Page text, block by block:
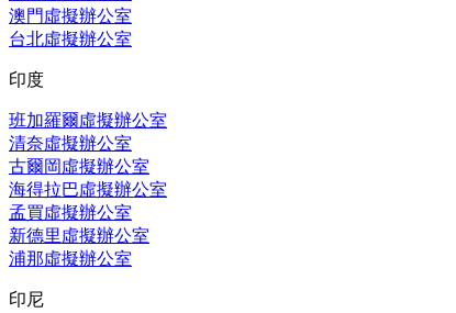
澳門虛擬辦公室
台北虛擬辦公室
印度
班加羅爾虛擬辦公室
清奈虛擬辦公室
古爾岡虛擬辦公室
海得拉巴虛擬辦公室
孟買虛擬辦公室
新德里虛擬辦公室
浦那虛擬辦公室
印尼